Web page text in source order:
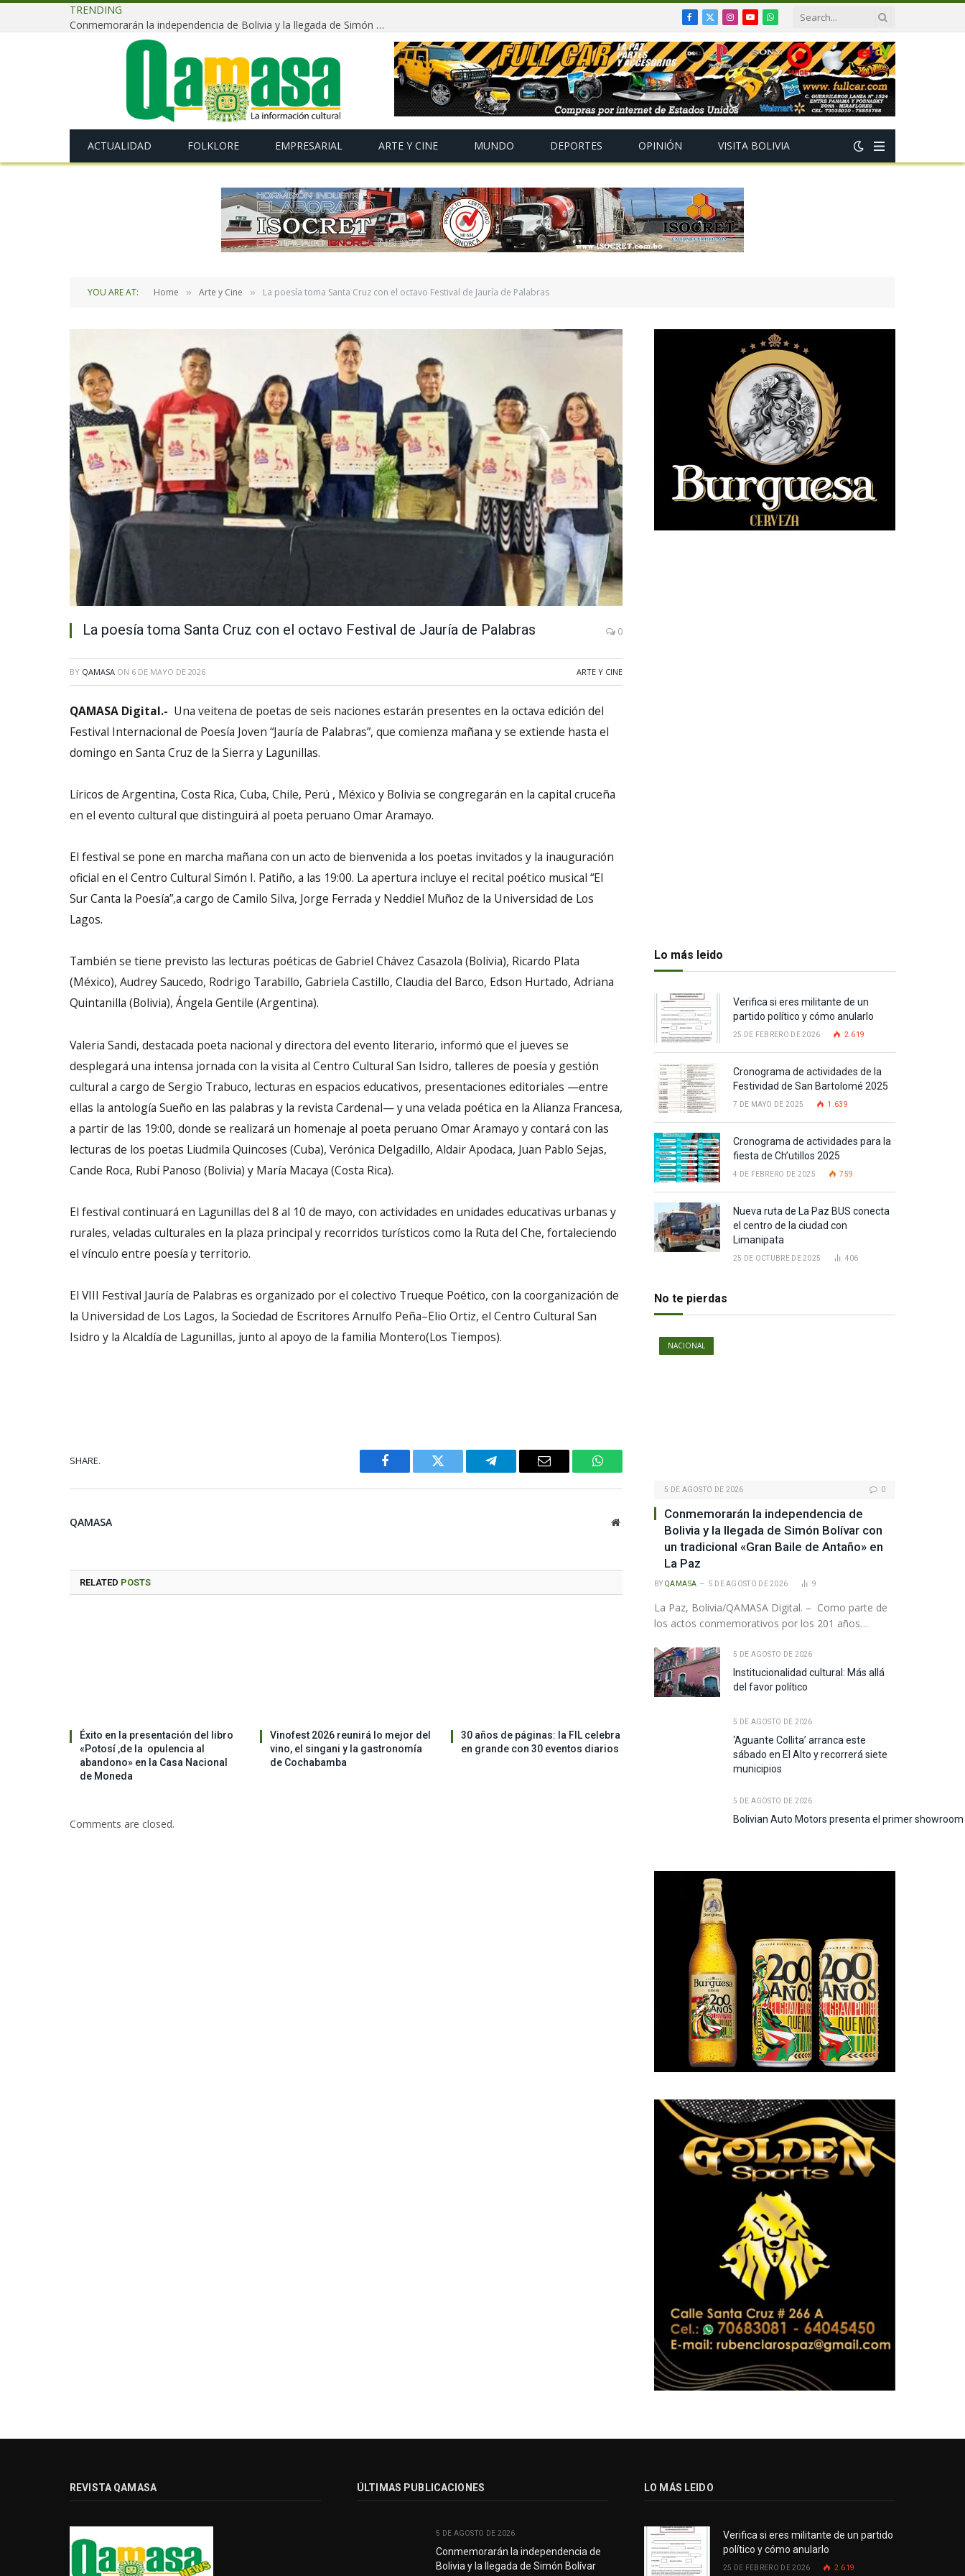
TRENDING
Conmemorarán la independencia de Bolivia y la llegada de Simón Bolívar con un tradicional «Gran Baile de Antaño» en La Paz
Facebook
X
(Twitter)
Instagram
YouTubeWhatsApp
ACTUALIDAD FOLKLORE EMPRESARIAL ARTE Y CINE MUNDO DEPORTES OPINIÓN VISITA BOLIVIA
YOU ARE AT: Home » Arte y Cine » La poesía toma Santa Cruz con el octavo Festival de Jauría de Palabras
La poesía toma Santa Cruz con el octavo Festival de Jauría de Palabras 0
BY QAMASA ON 6 DE MAYO DE 2026 ARTE Y CINE
QAMASA Digital.- Una veitena de poetas de seis naciones estarán presentes en la octava edición del
Festival Internacional de Poesía Joven “Jauría de Palabras”, que comienza mañana y se extiende hasta el
domingo en Santa Cruz de la Sierra y Lagunillas.
Líricos de Argentina, Costa Rica, Cuba, Chile, Perú , México y Bolivia se congregarán en la capital cruceña
en el evento cultural que distinguirá al poeta peruano Omar Aramayo.
El festival se pone en marcha mañana con un acto de bienvenida a los poetas invitados y la inauguración
oficial en el Centro Cultural Simón I. Patiño, a las 19:00. La apertura incluye el recital poético musical “El
Sur Canta la Poesía”,a cargo de Camilo Silva, Jorge Ferrada y Neddiel Muñoz de la Universidad de Los
Lagos.
También se tiene previsto las lecturas poéticas de Gabriel Chávez Casazola (Bolivia), Ricardo Plata
(México), Audrey Saucedo, Rodrigo Tarabillo, Gabriela Castillo, Claudia del Barco, Edson Hurtado, Adriana
Quintanilla (Bolivia), Ángela Gentile (Argentina).
Valeria Sandi, destacada poeta nacional y directora del evento literario, informó que el jueves se
desplegará una intensa jornada con la visita al Centro Cultural San Isidro, talleres de poesía y gestión
cultural a cargo de Sergio Trabuco, lecturas en espacios educativos, presentaciones editoriales —entre
ellas la antología Sueño en las palabras y la revista Cardenal— y una velada poética en la Alianza Francesa,
a partir de las 19:00, donde se realizará un homenaje al poeta peruano Omar Aramayo y contará con las
lecturas de los poetas Liudmila Quincoses (Cuba), Verónica Delgadillo, Aldair Apodaca, Juan Pablo Sejas,
Cande Roca, Rubí Panoso (Bolivia) y María Macaya (Costa Rica).
El festival continuará en Lagunillas del 8 al 10 de mayo, con actividades en unidades educativas urbanas y
rurales, veladas culturales en la plaza principal y recorridos turísticos como la Ruta del Che, fortaleciendo
el vínculo entre poesía y territorio.
El VIII Festival Jauría de Palabras es organizado por el colectivo Trueque Poético, con la coorganización de
la Universidad de Los Lagos, la Sociedad de Escritores Arnulfo Peña–Elio Ortiz, el Centro Cultural San
Isidro y la Alcaldía de Lagunillas, junto al apoyo de la familia Montero(Los Tiempos).
SHARE.
Facebook Twitter Telegram Email WhatsApp
QAMASA Website
RELATED POSTS
Éxito en la presentación del libro
«Potosí ,de la opulencia al
abandono» en la Casa Nacional
de Moneda
Vinofest 2026 reunirá lo mejor del
vino, el singani y la gastronomía
de Cochabamba
30 años de páginas: la FIL celebra
en grande con 30 eventos diarios
Comments are closed.
Lo más leido
Verifica si eres militante de un
partido político y cómo anularlo
25 DE FEBRERO DE 2026 2.619
Cronograma de actividades de la
Festividad de San Bartolomé 2025
7 DE MAYO DE 2025 1.639
Cronograma de actividades para la
fiesta de Ch’utillos 2025
4 DE FEBRERO DE 2025 759
Nueva ruta de La Paz BUS conecta
el centro de la ciudad con
Limanipata
25 DE OCTUBRE DE 2025 406
No te pierdas
NACIONAL
5 DE AGOSTO DE 2026 0
Conmemorarán la independencia de
Bolivia y la llegada de Simón Bolívar con
un tradicional «Gran Baile de Antaño» en
La Paz
BY QAMASA 5 DE AGOSTO DE 2026 9
La Paz, Bolivia/QAMASA Digital. – Como parte de
los actos conmemorativos por los 201 años…
5 DE AGOSTO DE 2026
Institucionalidad cultural: Más allá
del favor político
5 DE AGOSTO DE 2026
‘Aguante Collita’ arranca este
sábado en El Alto y recorrerá siete
municipios
5 DE AGOSTO DE 2026
Bolivian Auto Motors presenta el primer
REVISTA QAMASA ÚLTIMAS PUBLICACIONES
5 DE AGOSTO DE 2026
Conmemorarán la independencia de
Bolivia y la llegada de Simón Bolívar
LO MÁS LEIDO
Verifica si eres militante de un partido
político y cómo anularlo
25 DE FEBRERO DE 2026 2.619